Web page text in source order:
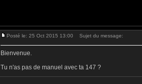
Posté le: 25 Oct 2015 13:00 Sujet du message:
Bienvenue.
Tu n'as pas de manuel avec ta 147 ?